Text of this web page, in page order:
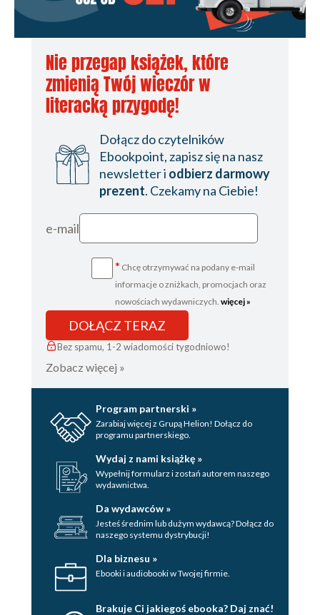
Nie przegap książek, które
zmienią Twój wieczór w
literacką przygodę!
Dołącz do czytelników
Ebookpoint, zapisz się na nasz
newsletter i odbierz darmowy
prezent. Czekamy na Ciebie!
e-mail
* Chcę otrzymywać na podany e-mail
informacje o zniżkach, promocjach oraz
nowościach wydawniczych. więcej »
DOŁĄCZ TERAZ
Bez spamu, 1-2 wiadomości tygodniowo!
Zobacz więcej »
Program partnerski »
Zarabiaj więcej z Grupą Helion! Dołącz do
programu partnerskiego.
Wydaj z nami książkę »
Wypełnij formularz i zostań autorem naszego
wydawnictwa.
Da wydawców »
Jesteś średnim lub dużym wydawcą? Dołącz do
naszego systemu dystrybucji!
Dla biznesu »
Ebooki i audiobooki w Twojej firmie.
Brakuje Ci jakiegoś ebooka? Daj znać!